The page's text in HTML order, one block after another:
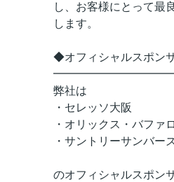
し、お客様にとって最
します。
◆オフィシャルスポン
弊社は
・セレッソ大阪
・オリックス・バファ
・サントリーサンバー
のオフィシャルスポン